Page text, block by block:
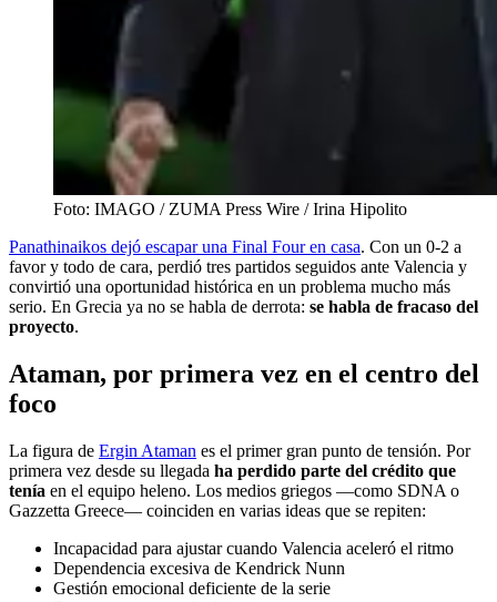
Foto: IMAGO / ZUMA Press Wire / Irina Hipolito
Panathinaikos dejó escapar una Final Four en casa. Con un 0-2 a
favor y todo de cara, perdió tres partidos seguidos ante Valencia y
convirtió una oportunidad histórica en un problema mucho más
serio. En Grecia ya no se habla de derrota: se habla de fracaso del
proyecto.
Ataman, por primera vez en el centro del
foco
La figura de Ergin Ataman es el primer gran punto de tensión. Por
primera vez desde su llegada ha perdido parte del crédito que
tenía en el equipo heleno. Los medios griegos —como SDNA o
Gazzetta Greece— coinciden en varias ideas que se repiten:
Incapacidad para ajustar cuando Valencia aceleró el ritmo
Dependencia excesiva de Kendrick Nunn
Gestión emocional deficiente de la serie